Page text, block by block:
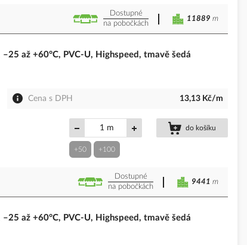
Dostupné
na pobočkách
11889 m
až +60°C, PVC-U, Highspeed, tmavě šedá
Cena s DPH 13,13 Kč/m
m do košíku
+50 +100
Dostupné
na pobočkách
9441 m
až +60°C, PVC-U, Highspeed, tmavě šedá